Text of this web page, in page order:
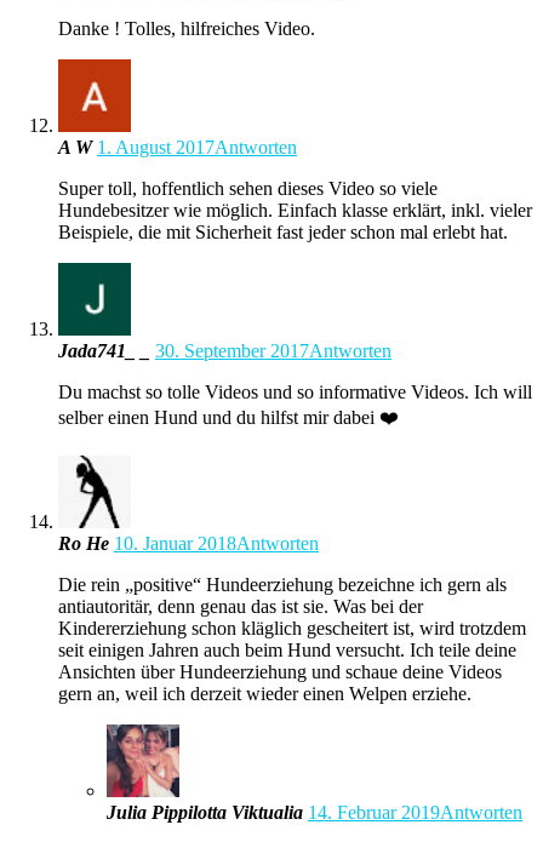
Danke ! Tolles, hilfreiches Video.
A W 1. August 2017Antworten
Super toll, hoffentlich sehen dieses Video so viele
Hundebesitzer wie möglich. Einfach klasse erklärt, inkl. vieler
Beispiele, die mit Sicherheit fast jeder schon mal erlebt hat.
Jada741_ _ 30. September 2017Antworten
Du machst so tolle Videos und so informative Videos. Ich will
selber einen Hund und du hilfst mir dabei ❤️
Ro He 10. Januar 2018Antworten
Die rein „positive“ Hundeerziehung bezeichne ich gern als
antiautoritär, denn genau das ist sie. Was bei der
Kindererziehung schon kläglich gescheitert ist, wird trotzdem
seit einigen Jahren auch beim Hund versucht. Ich teile deine
Ansichten über Hundeerziehung und schaue deine Videos
gern an, weil ich derzeit wieder einen Welpen erziehe.
Julia Pippilotta Viktualia 14. Februar 2019Antworten